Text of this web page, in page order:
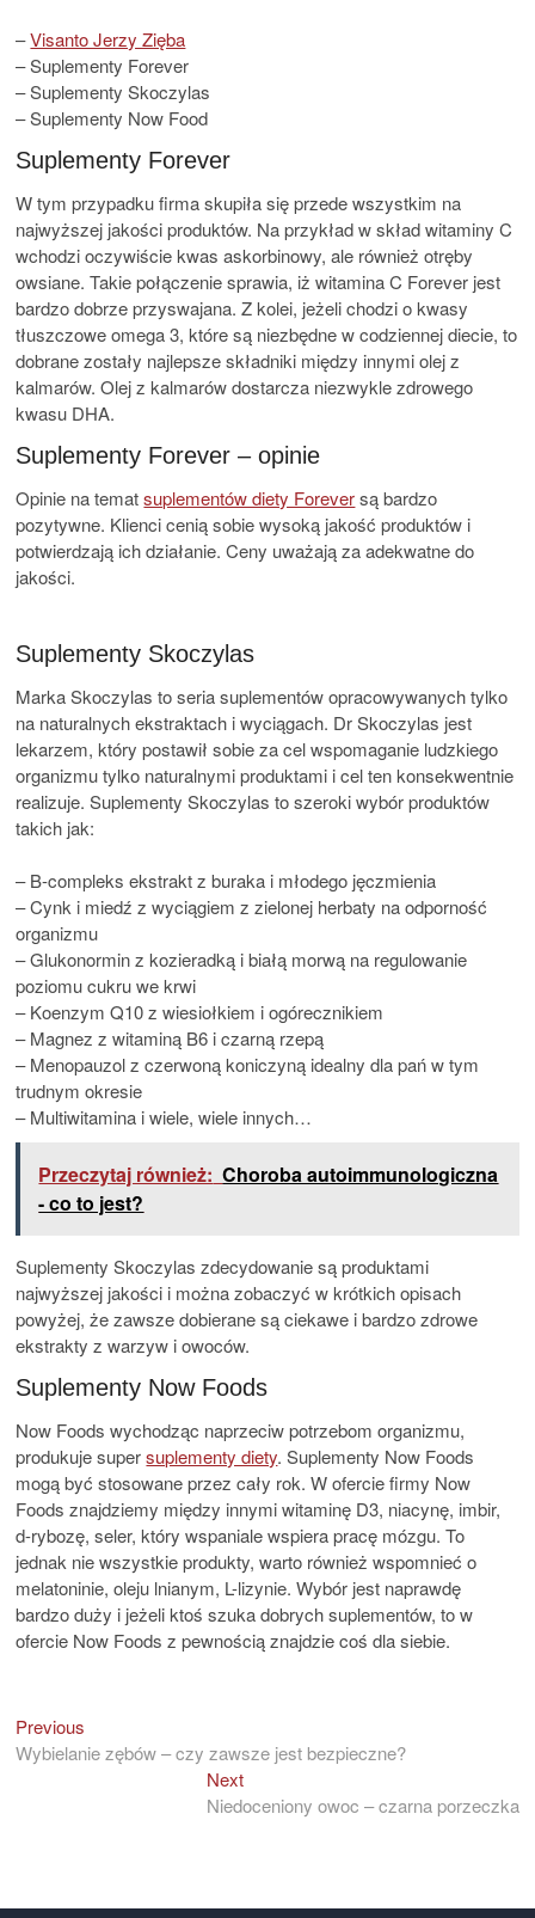
–Visanto Jerzy Zięba
– Suplementy Forever
– Suplementy Skoczylas
– Suplementy Now Food
Suplementy Forever
W tym przypadku firma skupiła się przede wszystkim na
najwyższej jakości produktów. Na przykład w skład witaminy C
wchodzi oczywiście kwas askorbinowy, ale również otręby
owsiane. Takie połączenie sprawia, iż witamina C Forever jest
bardzo dobrze przyswajana. Z kolei, jeżeli chodzi o kwasy
tłuszczowe omega 3, które są niezbędne w codziennej diecie, to
dobrane zostały najlepsze składniki między innymi olej z
kalmarów. Olej z kalmarów dostarcza niezwykle zdrowego
kwasu DHA.
Suplementy Forever – opinie
Opinie na tematsuplementów diety Foreversą bardzo
pozytywne. Klienci cenią sobie wysoką jakość produktów i
potwierdzają ich działanie. Ceny uważają za adekwatne do
jakości.
Suplementy Skoczylas
Marka Skoczylas to seria suplementów opracowywanych tylko
na naturalnych ekstraktach i wyciągach. Dr Skoczylas jest
lekarzem, który postawił sobie za cel wspomaganie ludzkiego
organizmu tylko naturalnymi produktami i cel ten konsekwentnie
realizuje. Suplementy Skoczylas to szeroki wybór produktów
takich jak:
– B-compleks ekstrakt z buraka i młodego jęczmienia
– Cynk i miedź z wyciągiem z zielonej herbaty na odporność
organizmu
– Glukonormin z kozieradką i białą morwą na regulowanie
poziomu cukru we krwi
– Koenzym Q10 z wiesiołkiem i ogórecznikiem
– Magnez z witaminą B6 i czarną rzepą
– Menopauzol z czerwoną koniczyną idealny dla pań w tym
trudnym okresie
– Multiwitamina i wiele, wiele innych…
Przeczytaj również: Choroba autoimmunologiczna
- co to jest?
Suplementy Skoczylas zdecydowanie są produktami
najwyższej jakości i można zobaczyć w krótkich opisach
powyżej, że zawsze dobierane są ciekawe i bardzo zdrowe
ekstrakty z warzyw i owoców.
Suplementy Now Foods
Now Foods wychodząc naprzeciw potrzebom organizmu,
produkuje supersuplementy diety. Suplementy Now Foods
mogą być stosowane przez cały rok. W ofercie firmy Now
Foods znajdziemy między innymi witaminę D3, niacynę, imbir,
d-rybozę, seler, który wspaniale wspiera pracę mózgu. To
jednak nie wszystkie produkty, warto również wspomnieć o
melatoninie, oleju lnianym, L-lizynie. Wybór jest naprawdę
bardzo duży i jeżeli ktoś szuka dobrych suplementów, to w
ofercie Now Foods z pewnością znajdzie coś dla siebie.
Nawigacja
wpisu
Previous
post:
Wybielanie zębów – czy zawsze jest bezpieczne?
NextNext
post:
Niedoceniony owoc – czarna porzeczka